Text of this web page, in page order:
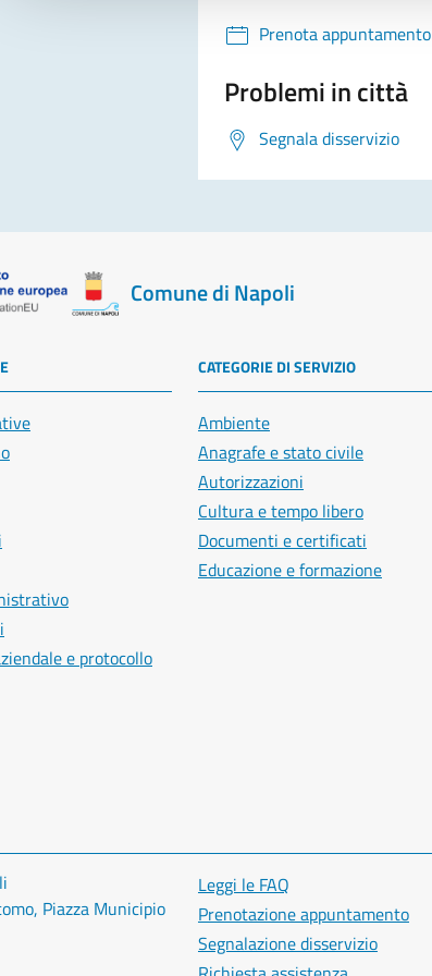
Prenota appuntamento
Problemi in città
Segnala disservizio
Comune di Napoli
e protocollo
CATEGORIE DI SERVIZIO
Ambiente
Anagrafe e stato civile
Autorizzazioni
Cultura e tempo libero
Documenti e certificati
Educazione e formazione
Piazza Municipio
Leggi le FAQ
Prenotazione appuntamento
Segnalazione disservizio